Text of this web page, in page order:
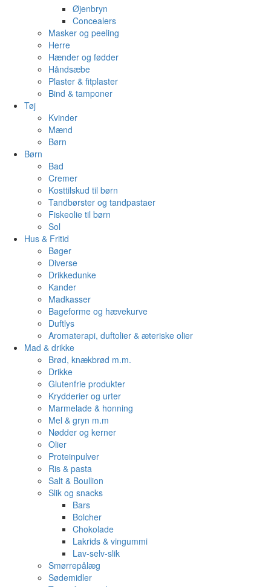
Øjenbryn
Concealers
Masker og peeling
Herre
Hænder og fødder
Håndsæbe
Plaster & fitplaster
Bind & tamponer
Tøj
Kvinder
Mænd
Børn
Børn
Bad
Cremer
Kosttilskud til børn
Tandbørster og tandpastaer
Fiskeolie til børn
Sol
Hus & Fritid
Bøger
Diverse
Drikkedunke
Kander
Madkasser
Bageforme og hævekurve
Duftlys
Aromaterapi, duftolier & æteriske olier
Mad & drikke
Brød, knækbrød m.m.
Drikke
Glutenfrie produkter
Krydderier og urter
Marmelade & honning
Mel & gryn m.m
Nødder og kerner
Olier
Proteinpulver
Ris & pasta
Salt & Boullion
Slik og snacks
Bars
Bolcher
Chokolade
Lakrids & vingummi
Lav-selv-slik
Smørrepålæg
Sødemidler